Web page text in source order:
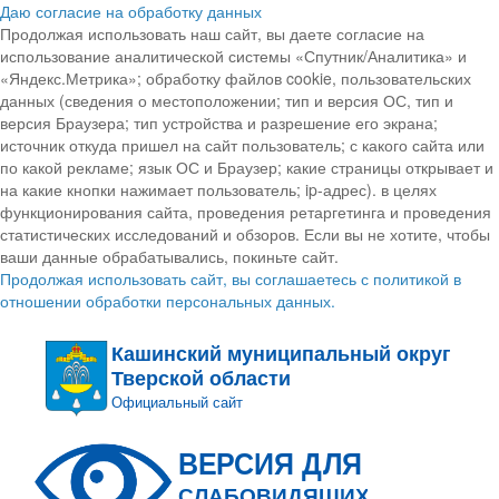
Даю согласие на обработку данных
Продолжая использовать наш сайт, вы даете согласие на
использование аналитической системы «Спутник/Аналитика» и
«Яндекс.Метрика»; обработку файлов cookie, пользовательских
данных (сведения о местоположении; тип и версия ОС, тип и
версия Браузера; тип устройства и разрешение его экрана;
источник откуда пришел на сайт пользователь; с какого сайта или
по какой рекламе; язык ОС и Браузер; какие страницы открывает и
на какие кнопки нажимает пользователь; ip-адрес). в целях
функционирования сайта, проведения ретаргетинга и проведения
статистических исследований и обзоров. Если вы не хотите, чтобы
ваши данные обрабатывались, покиньте сайт.
Продолжая использовать сайт, вы соглашаетесь с политикой в
отношении обработки персональных данных.